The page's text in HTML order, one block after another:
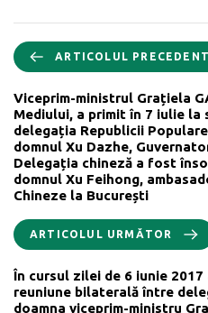
ARTICOLUL PRECEDENT
Viceprim-ministrul Grațiela
Mediului, a primit în 7 iulie
delegația Republicii
domnul Xu Dazhe,
Delegația chineză a fost
domnul Xu Feihong,
Chineze la București
ARTICOLUL URMĂTOR
În cursul zilei de 6 iunie
reuniune bilaterală între
doamna viceprim-ministru